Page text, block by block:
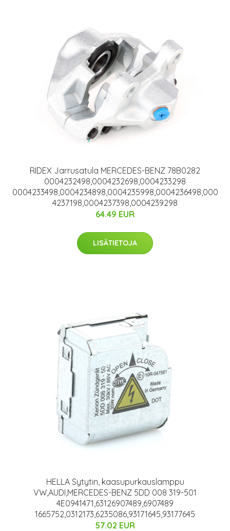
RIDEX Jarrusatula MERCEDES-BENZ 78B0282
0004232498,0004232698,0004233298
0004233498,0004234898,0004235998,0004236498,000
4237198,0004237398,0004239298
64.49 EUR
LISÄTIETOJA
HELLA Sytytin, kaasupurkauslamppu
VW,AUDI,MERCEDES-BENZ 5DD 008 319-501
4E0941471,63126907489,6907489
1665752,0312173,6235086,93171645,93177645
57.02 EUR